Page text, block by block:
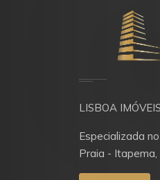
LISBOA
Especializada
Praia -